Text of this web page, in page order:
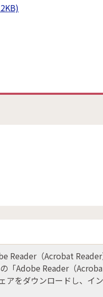
Reader（Acrobat
「Adobe Reader（
アをダウンロードし、イ